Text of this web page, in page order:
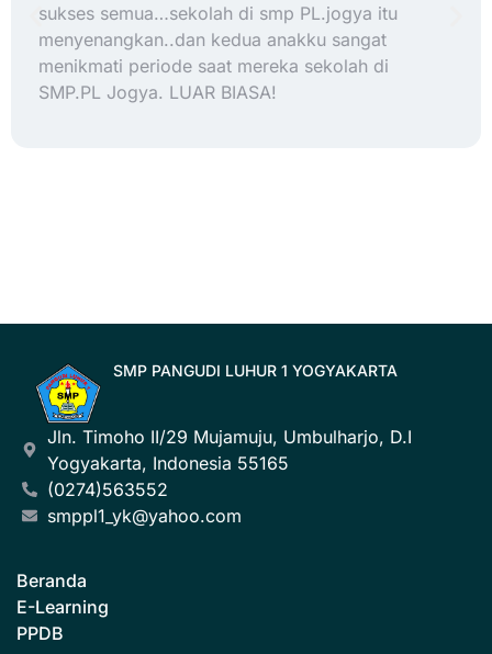
sukses semua…sekolah di smp PL.jogya itu
menyenangkan..dan kedua anakku sangat
menikmati periode saat mereka sekolah di
SMP.PL Jogya. LUAR BIASA!
SMP PANGUDI LUHUR 1 YOGYAKARTA
Jln. Timoho II/29 Mujamuju, Umbulharjo, D.I
Yogyakarta, Indonesia 55165
(0274)563552
smppl1_yk@yahoo.com
Beranda
E-Learning
PPDB